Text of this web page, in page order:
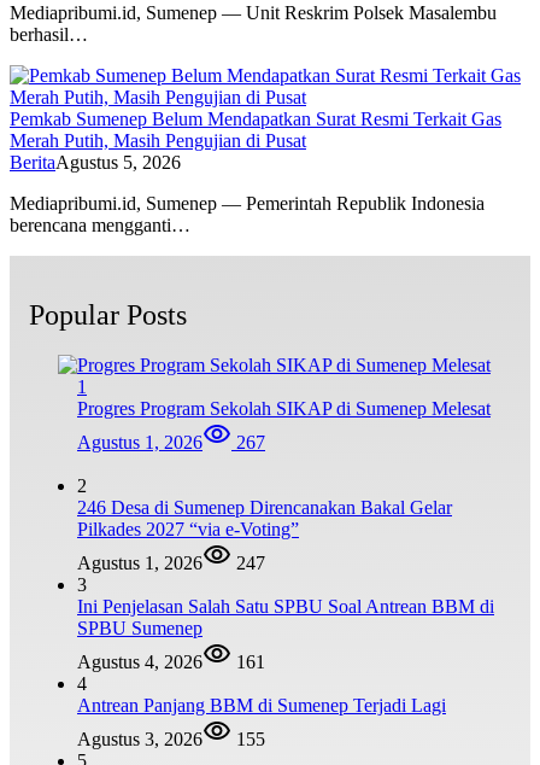
Mediapribumi.id, Sumenep — Unit Reskrim Polsek Masalembu
berhasil…
Pemkab Sumenep Belum Mendapatkan Surat Resmi Terkait Gas
Merah Putih, Masih Pengujian di Pusat
BeritaAgustus 5, 2026
Mediapribumi.id, Sumenep — Pemerintah Republik Indonesia
berencana mengganti…
Popular Posts
1
Progres Program Sekolah SIKAP di Sumenep Melesat
Agustus 1, 2026
267
2
246 Desa di Sumenep Direncanakan Bakal Gelar
Pilkades 2027 “via e-Voting”
Agustus 1, 2026
247
3
Ini Penjelasan Salah Satu SPBU Soal Antrean BBM di
SPBU Sumenep
Agustus 4, 2026
161
4
Antrean Panjang BBM di Sumenep Terjadi Lagi
Agustus 3, 2026
155